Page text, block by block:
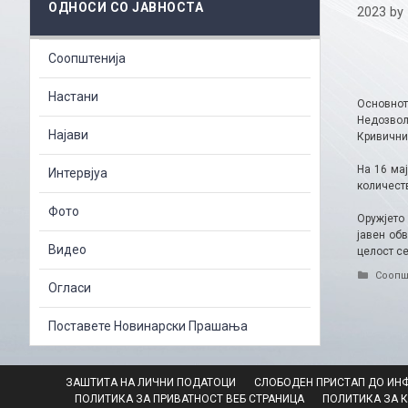
2023 by
На 16
јавен
целост
ОДНОСИ СО ЈАВНОСТА
Соопштенија
Настани
Најави
Интервјуа
Фото
Видео
Огласи
Поставете Новинарски Прашања
ЗАШТИТА НА ЛИЧНИ ПОДАТОЦИ СЛОБОДЕН ПРИСТАП ДО
ПОЛИТИКА ЗА ПРИВАТНОСТ ВЕБ СТРАНИЦА
ПОЛИТИКА ЗА